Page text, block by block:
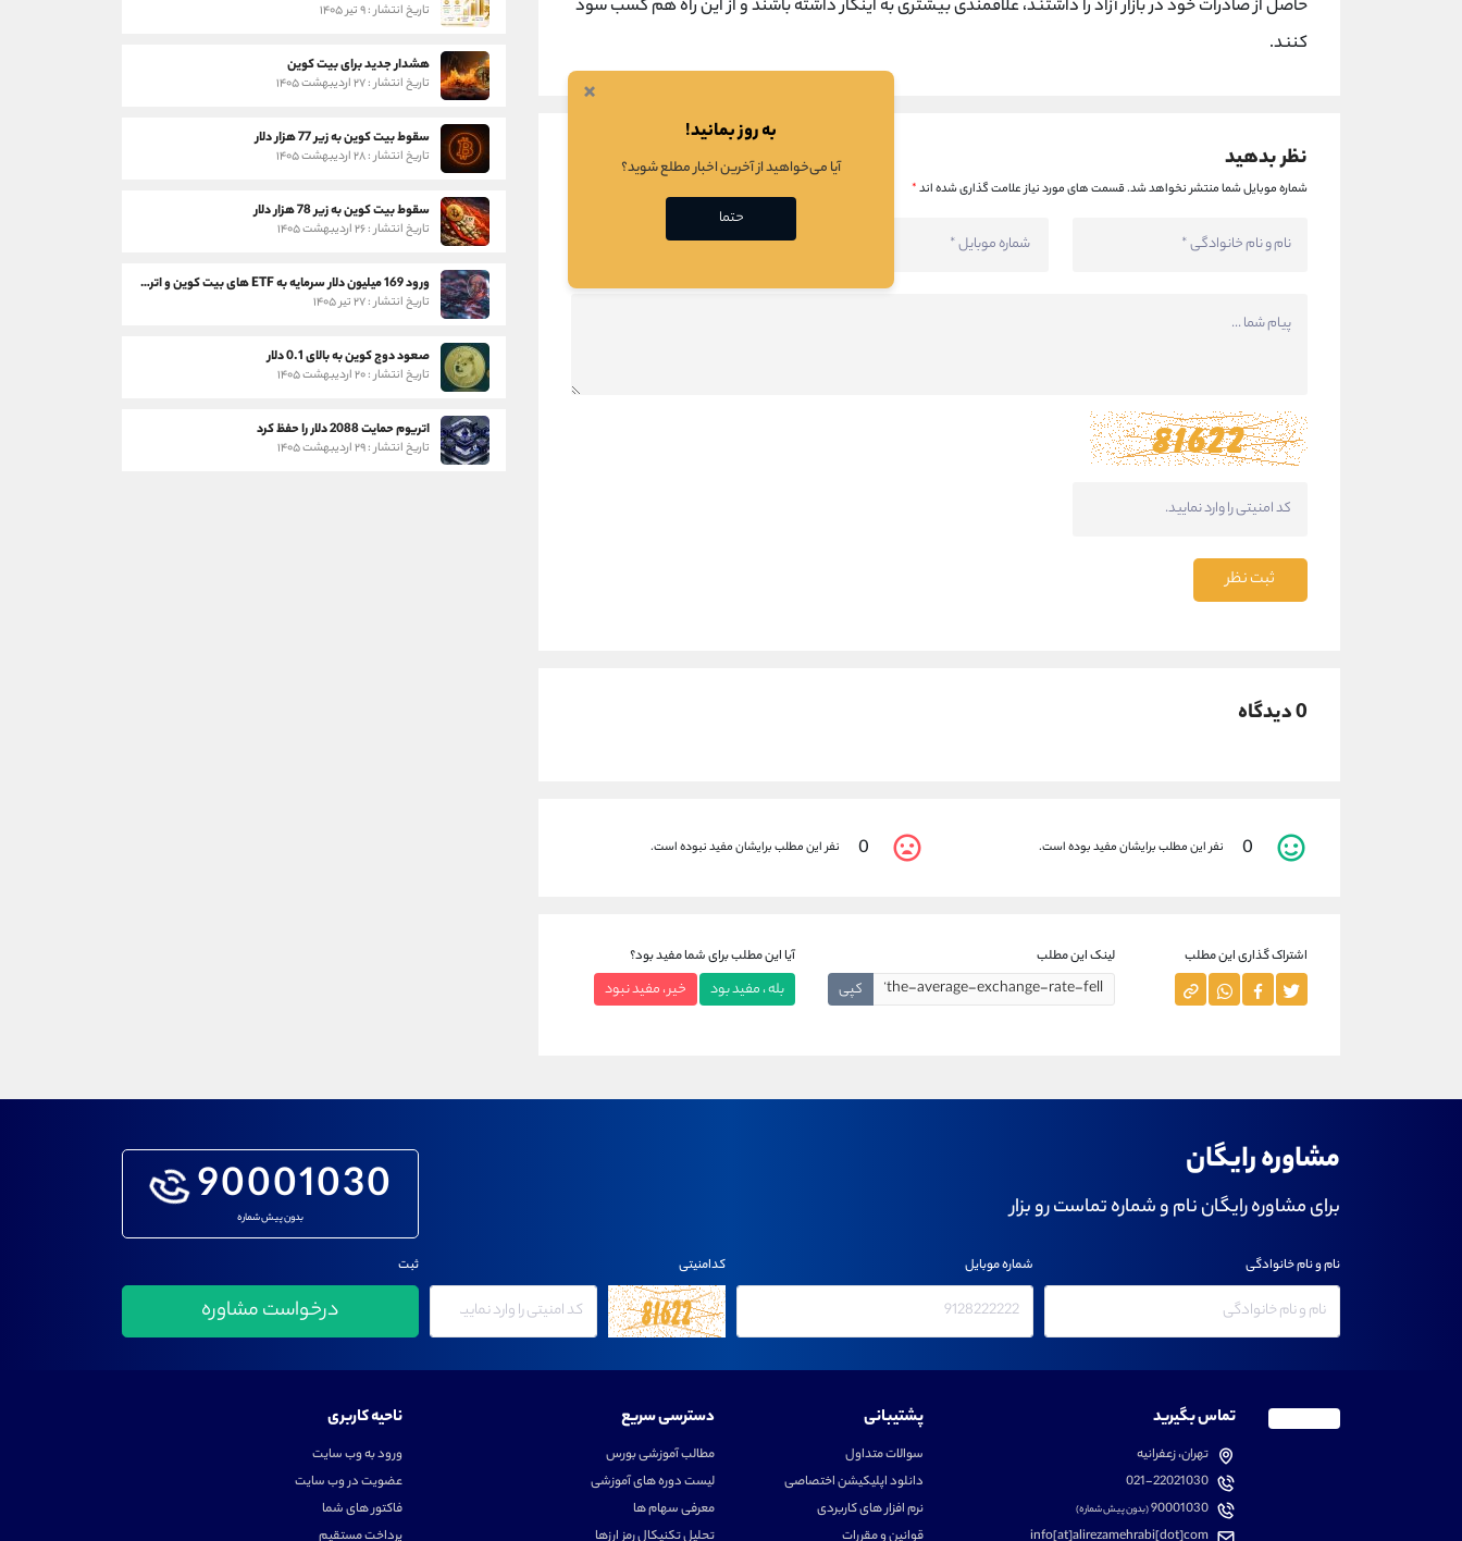
حاصل از صادرات خود در بازار آزاد را داشتند، علاقمندی بیشتری به اینکار داشته باشند و از این راه هم کسب سود
کنند.
نظر بدهید
شماره موبایل شما منتشر نخواهد شد.قسمت های مورد نیاز علامت گذاری شده اند*
ثبت نظر
0 دیدگاه
0 نفر این مطلب برایشان مفید بوده است. 0 نفر این مطلب برایشان مفید نبوده است.
اشتراک گذاری این مطلب لینک این مطلب
کپی
آیا این مطلب برای شما مفید بود؟
بله ، مفید بود خیر ، مفید نبود
تاریخ انتشار : ۹ تیر ۱۴۰۵
هشدار جدید برای بیت کوین
تاریخ انتشار : ۲۷ اردیبهشت ۱۴۰۵
سقوط بیت کوین به زیر 77 هزار دلار
تاریخ انتشار : ۲۸ اردیبهشت ۱۴۰۵
سقوط بیت کوین به زیر 78 هزار دلار
تاریخ انتشار : ۲۶ اردیبهشت ۱۴۰۵
ورود 169 میلیون دلار سرمایه به ETF های بیت کوین و اتریوم
تاریخ انتشار : ۲۷ تیر ۱۴۰۵
صعود دوج کوین به بالای 0.1 دلار
تاریخ انتشار : ۲۰ اردیبهشت ۱۴۰۵
اتریوم حمایت 2088 دلار را حفظ کرد
تاریخ انتشار : ۲۹ اردیبهشت ۱۴۰۵
مشاوره رایگان
برای مشاوره رایگان نام و شماره تماست رو بزار 90001030
بدون پیش شماره
نام و نام خانوادگی شماره موبایل کدامنیتی ثبت
تماس بگیرید
تهران، زعفرانیه
021-22021030
90001030(بدون پیش شماره)
پشتیبانی
سوالات متداول
دانلود اپلیکیشن اختصاصی
نرم افزار های کاربردی
دسترسی سریع
مطالب آموزشی بورس
لیست دوره های آموزشی
معرفی سهام ها
ناحیه کاربری
ورود به وب سایت
عضویت در وب سایت
فاکتور های شما
×
به روز بمانید!
آیا می‌خواهید از آخرین اخبار مطلع شوید؟
حتما